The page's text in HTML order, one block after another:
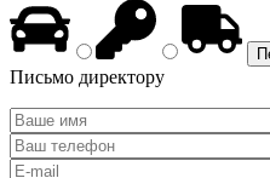
Письмо директору